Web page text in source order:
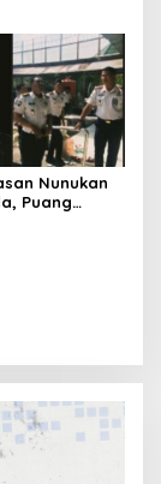
Nunukan
Puang